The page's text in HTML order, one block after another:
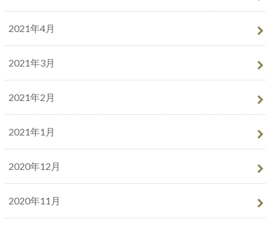
2021年4月
2021年3月
2021年2月
2021年1月
2020年12月
2020年11月